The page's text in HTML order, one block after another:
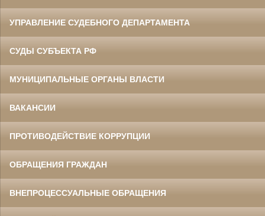
УПРАВЛЕНИЕ СУДЕБНОГО ДЕПАРТАМЕНТА
СУДЫ СУБЪЕКТА РФ
МУНИЦИПАЛЬНЫЕ ОРГАНЫ ВЛАСТИ
ВАКАНСИИ
ПРОТИВОДЕЙСТВИЕ КОРРУПЦИИ
ОБРАЩЕНИЯ ГРАЖДАН
ВНЕПРОЦЕССУАЛЬНЫЕ ОБРАЩЕНИЯ